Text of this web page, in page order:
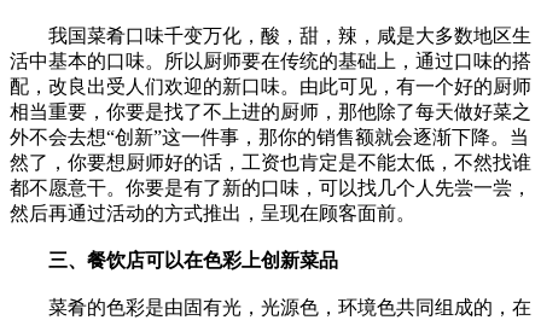
我国菜肴口味千变万化，酸，甜，辣，咸是大多数地区生
活中基本的口味。所以厨师要在传统的基础上，通过口味的搭
配，改良出受人们欢迎的新口味。由此可见，有一个好的厨师
相当重要，你要是找了不上进的厨师，那他除了每天做好菜之
外不会去想“创新”这一件事，那你的销售额就会逐渐下降。当
然了，你要想厨师好的话，工资也肯定是不能太低，不然找谁
都不愿意干。你要是有了新的口味，可以找几个人先尝一尝，
然后再通过活动的方式推出，呈现在顾客面前。
三、餐饮店可以在色彩上创新菜品
菜肴的色彩是由固有光，光源色，环境色共同组成的，在